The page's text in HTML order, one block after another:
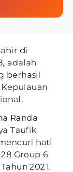
di
adalah
berhasil
Randa
Taufik
hati
Group 6
2021.